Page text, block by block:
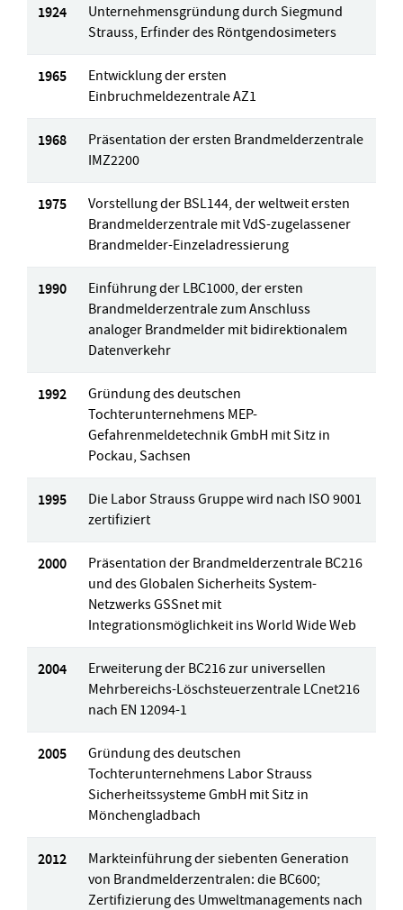
1924
Unternehmensgründung durch Siegmund
Strauss, Erfinder des Röntgendosimeters
1965
Entwicklung der ersten
Einbruchmeldezentrale AZ1
1968
Präsentation der ersten Brandmelderzentrale
IMZ2200
1975
Vorstellung der BSL144, der weltweit ersten
Brandmelderzentrale mit VdS-zugelassener
Brandmelder-Einzeladressierung
1990
Einführung der LBC1000, der ersten
Brandmelderzentrale zum Anschluss
analoger Brandmelder mit bidirektionalem
Datenverkehr
1992
Gründung des deutschen
Tochterunternehmens MEP-
Gefahrenmeldetechnik GmbH mit Sitz in
Pockau, Sachsen
1995
Die Labor Strauss Gruppe wird nach ISO 9001
zertifiziert
2000
Präsentation der Brandmelderzentrale BC216
und des Globalen Sicherheits System-
Netzwerks GSSnet mit
Integrationsmöglichkeit ins World Wide Web
2004
Erweiterung der BC216 zur universellen
Mehrbereichs-Löschsteuerzentrale LCnet216
nach EN 12094-1
2005
Gründung des deutschen
Tochterunternehmens Labor Strauss
Sicherheitssysteme GmbH mit Sitz in
Mönchengladbach
2012
Markteinführung der siebenten Generation
von Brandmelderzentralen: die BC600;
Zertifizierung des Umweltmanagements nach